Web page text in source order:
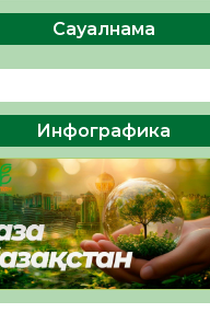
Рүстемұлы облыс
кеңесшісі болып
44
Сауалнама
Инфографика